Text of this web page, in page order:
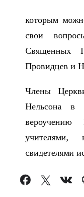
которым
свои
Священных
Провидцев и
Члены
Нельсона в
вероучению
учителями,
свидетелями